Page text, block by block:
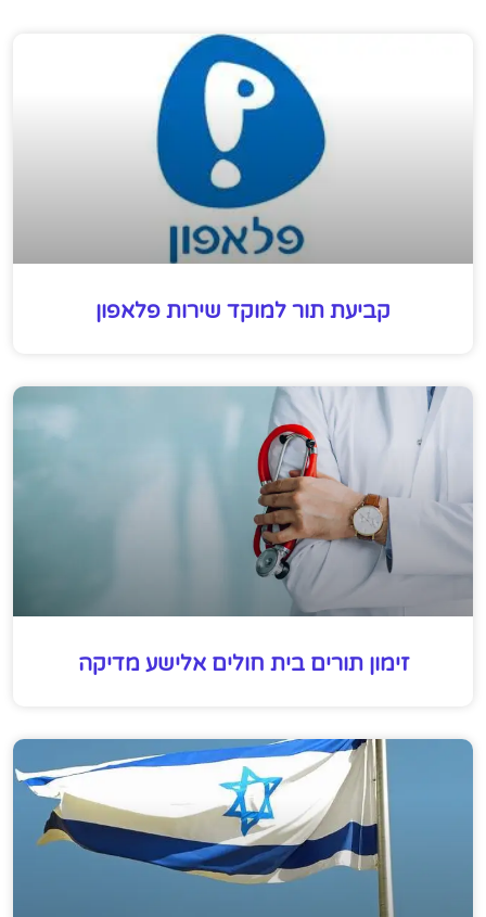
קביעת תור למוקד שירות פלאפון
זימון תורים בית חולים אלישע מדיקה